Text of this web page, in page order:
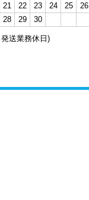
21 22 23 24 25
26
28 29 30
発送業務休日)